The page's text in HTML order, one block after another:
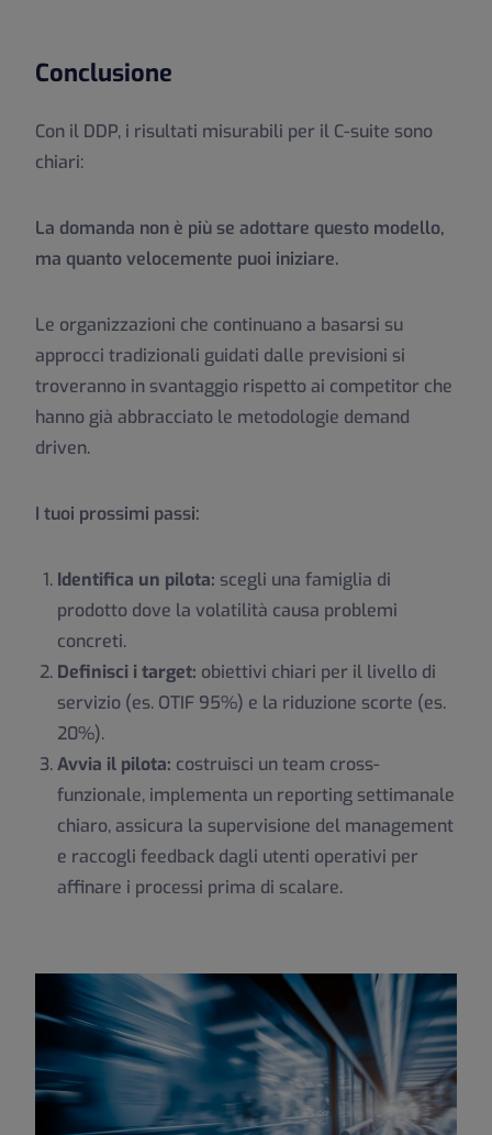
Conclusione
Con il DDP, i risultati misurabili per il C-suite sono
chiari:
La domanda non è più se adottare questo modello,
ma quanto velocemente puoi iniziare.
Le organizzazioni che continuano a basarsi su
approcci tradizionali guidati dalle previsioni si
troveranno in svantaggio rispetto ai competitor che
hanno già abbracciato le metodologie demand
driven.
I tuoi prossimi passi:
Identifica un pilota: scegli una famiglia di
prodotto dove la volatilità causa problemi
concreti.
Definisci i target: obiettivi chiari per il livello di
servizio (es. OTIF 95%) e la riduzione scorte (es.
20%).
Avvia il pilota: costruisci un team cross-
funzionale, implementa un reporting settimanale
chiaro, assicura la supervisione del management
e raccogli feedback dagli utenti operativi per
affinare i processi prima di scalare.